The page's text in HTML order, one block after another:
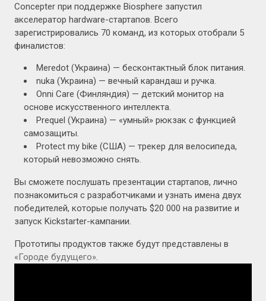
Concepter при поддержке Biosphere запустил
акселератор hardware-стартапов. Всего
зарегистрировались 70 команд, из которых отобрали 5
финалистов:
Meredot (Украина) — бесконтактный блок питания.
nuka (Украина) — вечный карандаш и ручка.
Onni Care (Финляндия) — детский монитор на
основе искусственного интеллекта.
Prequel (Украина) — «умный» рюкзак с функцией
самозащиты.
Protect my bike (США) — трекер для велосипеда,
который невозможно снять.
Вы сможете послушать презентации стартапов, лично
познакомиться с разработчиками и узнать имена двух
победителей, которые получать $20 000 на развитие и
запуск Kickstarter-кампании.
Прототипы продуктов также будут представлены в
«Городе будущего».